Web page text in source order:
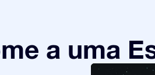
a uma